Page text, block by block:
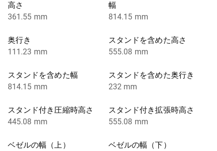
高さ
361.55 mm
幅
814.15 mm
奥行き
111.23 mm
スタンドを含めた高さ
555.08 mm
スタンドを含めた幅
814.15 mm
スタンドを含めた奥行き
232 mm
スタンド付き圧縮時高さ
445.08 mm
スタンド付き拡張時高さ
555.08 mm
ベゼルの幅（上）
ベゼルの幅（下）